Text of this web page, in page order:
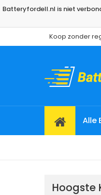
Batteryfordell.nl is niet
Koop zonder
Alle
Hoogste